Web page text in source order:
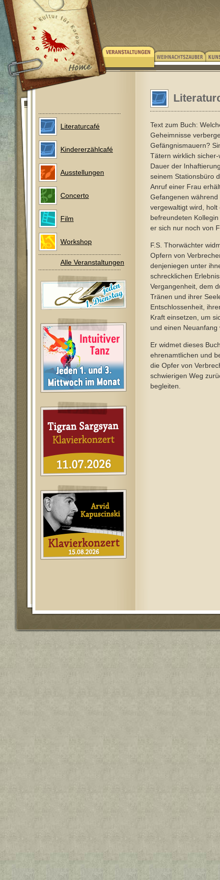
Literaturcafé
Kindererzählcafé
Ausstellungen
Concerto
Film
Workshop
Alle Veranstaltungen
Text zum Buch:
Geheimnisse
Gefängnismauern?
Tätern wirklich
Dauer der
seinem Stationsbüro
Anruf einer Frau
Gefangenen
vergewaltigt wird,
befreundeten
er sich nur noch von
F.S. Thorwächter
Opfern von
denjeniegen unter
schrecklichen
Vergangenheit, dem
Tränen und ihrer
Entschlossenheit,
Kraft einsetzen, um
und einen Neuanfang
Er widmet dieses
ehrenamtlichen und
die Opfer von
schwierigen Weg
begleiten.